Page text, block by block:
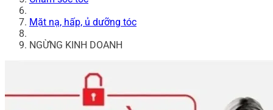
Mặt nạ, hấp, ủ dưỡng tóc
NGỪNG KINH DOANH